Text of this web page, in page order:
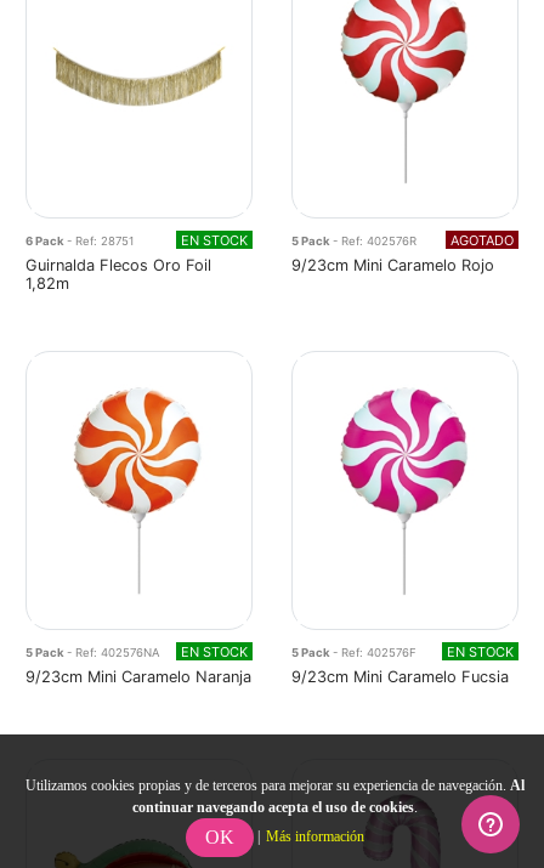
6 Pack- Ref: 28751 EN STOCK
Guirnalda Flecos Oro Foil
1,82m
5 Pack- Ref: 402576R AGOTADO
9/23cm Mini Caramelo Rojo
5 Pack - Ref: 402576NA EN STOCK
9/23cm Mini Caramelo Naranja
5 Pack - Ref: 402576F EN STOCK
9/23cm Mini Caramelo Fucsia
Utilizamos cookies propias y de terceros para mejorar su experiencia de navegación. Al
continuar navegando acepta el uso de cookies.
OK | Más información